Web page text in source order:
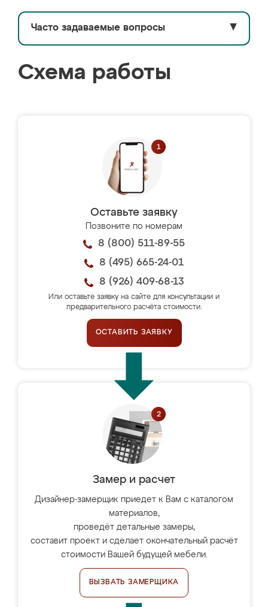
Часто задаваемые вопросы ▼
Схема работы
Оставьте заявку
Позвоните по номерам
8 (800) 511-89-55
8 (495) 665-24-01
8 (926) 409-68-13
Или оставьте заявку на сайте для консультации и
предварительного расчёта стоимости.
ОСТАВИТЬ ЗАЯВКУ
Замер и расчет
Дизайнер-замерщик приедет к Вам с каталогом
материалов,
проведёт детальные замеры,
составит проект и сделает окончательный расчёт
стоимости Вашей будущей мебели.
ВЫЗВАТЬ ЗАМЕРЩИКА